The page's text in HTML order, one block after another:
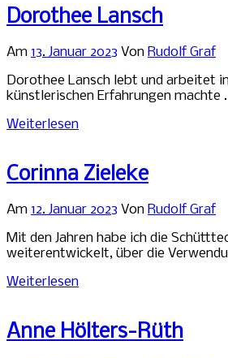
Dorothee Lansch
Am 13. Januar 2023 Von Rudolf Graf
Dorothee Lansch lebt und arbeitet
künstlerischen Erfahrungen machte
Weiterlesen
Corinna Zieleke
Am 12. Januar 2023 Von Rudolf Graf
Mit den Jahren habe ich die
weiterentwickelt, über die
Weiterlesen
Anne Hölters-Rüth